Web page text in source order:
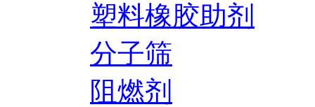
塑料橡胶助剂
分子筛
阻燃剂